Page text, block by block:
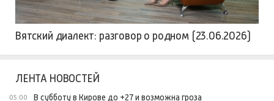
Вятский диалект: разговор о родном (23.06.2026)
ЛЕНТА НОВОСТЕЙ
05:00 В субботу в Кирове до +27 и возможна гроза